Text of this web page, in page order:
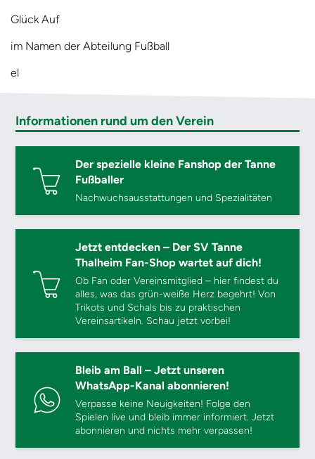
Glück Auf
im Namen der Abteilung Fußball
el
Informationen rund um den Verein
Der spezielle kleine Fanshop der Tanne
Fußballer
Nachwuchsausstattungen und Spezialitäten
Jetzt entdecken – Der SV Tanne
Thalheim Fan-Shop wartet auf dich!
Ob Fan oder Vereinsmitglied – hier findest du
alles, was das grün-weiße Herz begehrt! Von
Trikots und Schals bis zu praktischen
Vereinsartikeln. Schau jetzt vorbei!
Bleib am Ball – Jetzt unseren
WhatsApp-Kanal abonnieren!
Verpasse keine Neuigkeiten! Folge den
Spielen live und bleib immer informiert. Jetzt
abonnieren und nichts mehr verpassen!